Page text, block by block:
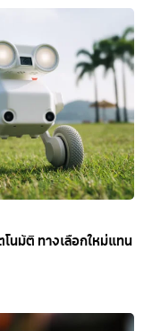
นมัติ ทางเลือกใหม่แทน